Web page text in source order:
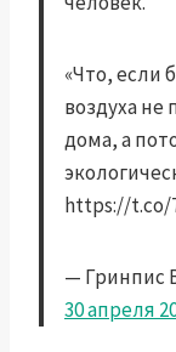
«Что, если
воздуха
дома, а
https://t.co/
— Гринпис
30 апреля